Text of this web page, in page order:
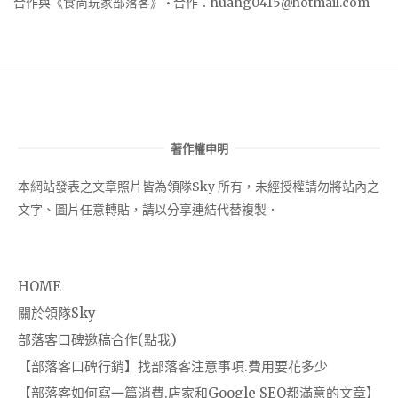
著作權申明
本網站發表之文章照片皆為領隊Sky 所有，未經授權請勿將站內之
文字、圖片任意轉貼，請以分享連結代替複製．
HOME
關於領隊Sky
部落客口碑邀稿合作(點我)
【部落客口碑行銷】找部落客注意事項.費用要花多少
【部落客如何寫一篇消費.店家和Google SEO都滿意的文章】